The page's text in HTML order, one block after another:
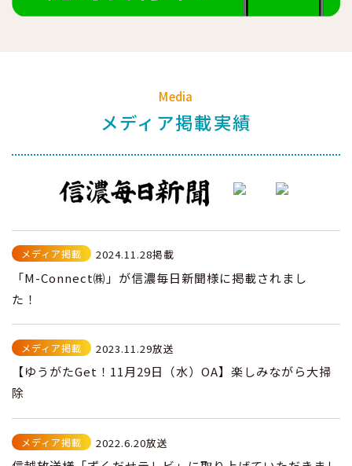
Media
メディア掲載実績
メディア掲載 2024.11.28掲載
「M-Connect㈱」が信濃毎日新聞様に掲載されまし
た！
メディア掲載 2023.11.29放送
【ゆうがたGet！11月29日（水）OA】楽しみながら大掃
除
メディア掲載 2022.6.20放送